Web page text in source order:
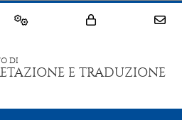
DI
E TRADUZIONE